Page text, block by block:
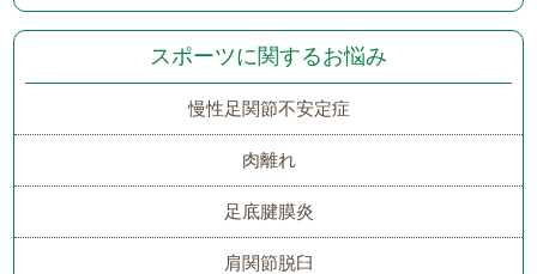
スポーツに関するお悩み
慢性足関節不安定症
肉離れ
足底腱膜炎
肩関節脱臼